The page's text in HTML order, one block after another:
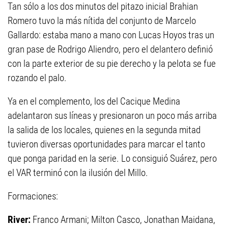
Tan sólo a los dos minutos del pitazo inicial Brahian
Romero tuvo la más nítida del conjunto de Marcelo
Gallardo: estaba mano a mano con Lucas Hoyos tras un
gran pase de Rodrigo Aliendro, pero el delantero definió
con la parte exterior de su pie derecho y la pelota se fue
rozando el palo.
Ya en el complemento, los del Cacique Medina
adelantaron sus líneas y presionaron un poco más arriba
la salida de los locales, quienes en la segunda mitad
tuvieron diversas oportunidades para marcar el tanto
que ponga paridad en la serie. Lo consiguió Suárez, pero
el VAR terminó con la ilusión del Millo.
Formaciones:
River: Franco Armani; Milton Casco, Jonathan Maidana,